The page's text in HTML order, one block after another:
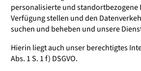
personalisierte und standortbezogene
Verfügung stellen und den
suchen und beheben und unsere
Hierin liegt auch unser berechtigtes
Abs. 1 S. 1 f) DSGVO.